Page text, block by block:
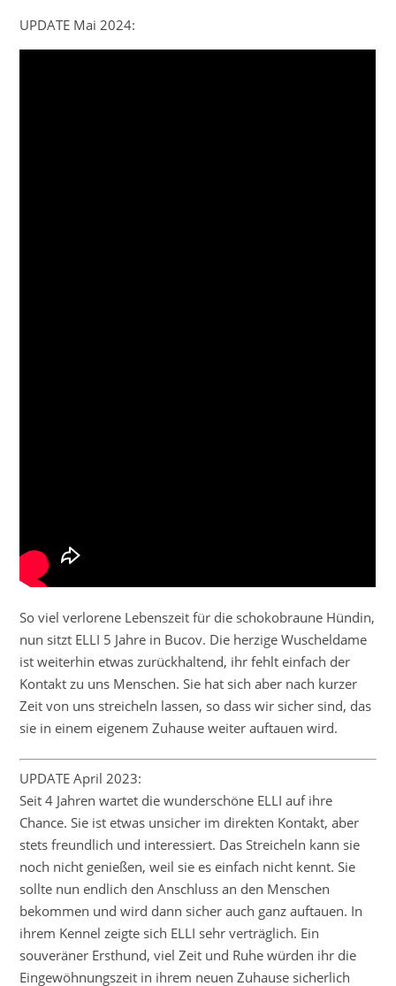
UPDATE Mai 2024:
So viel verlorene Lebenszeit für die schokobraune Hündin,
nun sitzt ELLI 5 Jahre in Bucov. Die herzige Wuscheldame
ist weiterhin etwas zurückhaltend, ihr fehlt einfach der
Kontakt zu uns Menschen. Sie hat sich aber nach kurzer
Zeit von uns streicheln lassen, so dass wir sicher sind, das
sie in einem eigenem Zuhause weiter auftauen wird.
UPDATE April 2023:
Seit 4 Jahren wartet die wunderschöne ELLI auf ihre
Chance. Sie ist etwas unsicher im direkten Kontakt, aber
stets freundlich und interessiert. Das Streicheln kann sie
noch nicht genießen, weil sie es einfach nicht kennt. Sie
sollte nun endlich den Anschluss an den Menschen
bekommen und wird dann sicher auch ganz auftauen. In
ihrem Kennel zeigte sich ELLI sehr verträglich. Ein
souveräner Ersthund, viel Zeit und Ruhe würden ihr die
Eingewöhnungszeit in ihrem neuen Zuhause sicherlich